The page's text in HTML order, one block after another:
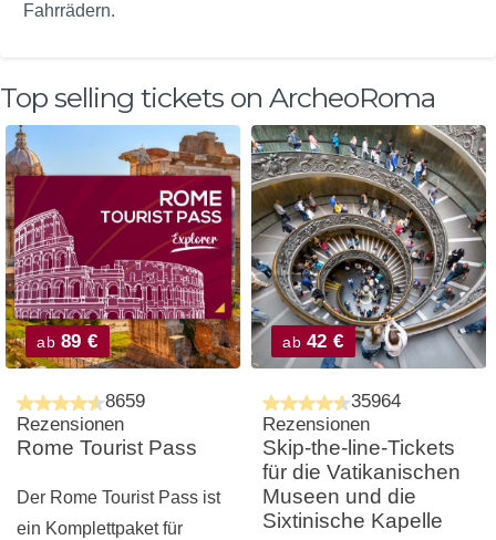
Fahrrädern.
Top selling tickets on ArcheoRoma
ab 89 €
8659
Rezensionen
Rome Tourist Pass
Der Rome Tourist Pass ist
ein Komplettpaket für
ab 42 €
35964
Rezensionen
Skip-the-line-Tickets
für die Vatikanischen
Museen und die
Sixtinische Kapelle